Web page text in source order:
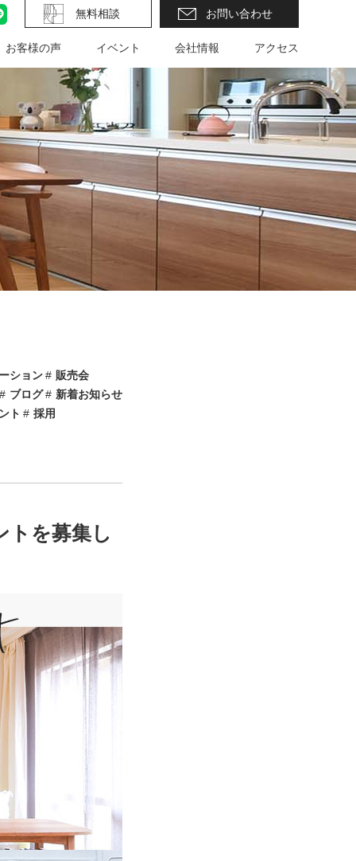
無料相談 お問い合わせ
お客様の声 イベント 会社情報 アクセス
イベント
ション
販売会
ブログ
新着お知らせ
ト 採用
を募集し